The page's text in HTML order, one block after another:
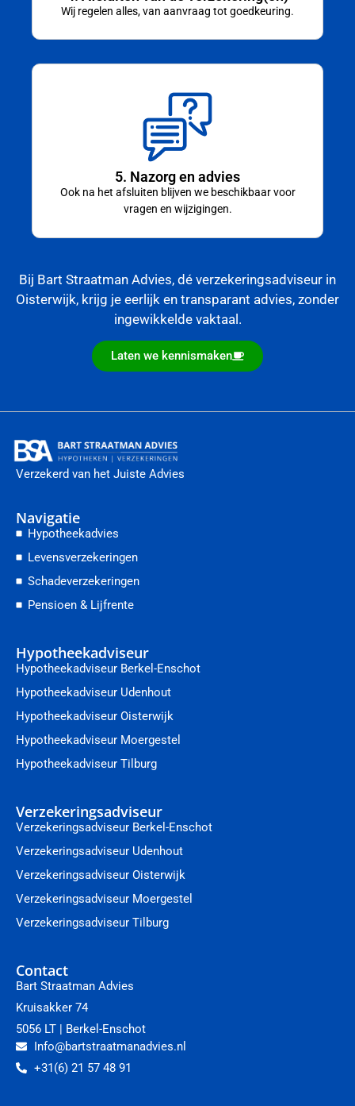
Wij regelen alles, van aanvraag tot goedkeuring.
5. Nazorg en advies
Ook na het afsluiten blijven we beschikbaar voor
vragen en wijzigingen.
Bij Bart Straatman Advies, dé verzekeringsadviseur in
Oisterwijk, krijg je eerlijk en transparant advies, zonder
ingewikkelde vaktaal.
Laten we kennismaken
Verzekerd van het Juiste Advies
Navigatie
Hypotheekadvies
Levensverzekeringen
Schadeverzekeringen
Pensioen & Lijfrente
Hypotheekadviseur
Hypotheekadviseur Berkel-Enschot
Hypotheekadviseur Udenhout
Hypotheekadviseur Oisterwijk
Hypotheekadviseur Moergestel
Hypotheekadviseur Tilburg
Verzekeringsadviseur
Verzekeringsadviseur Berkel-Enschot
Verzekeringsadviseur Udenhout
Verzekeringsadviseur Oisterwijk
Verzekeringsadviseur Moergestel
Verzekeringsadviseur Tilburg
Contact
Bart Straatman Advies
Kruisakker 74
5056 LT | Berkel-Enschot
Info@bartstraatmanadvies.nl
+31(6) 21 57 48 91